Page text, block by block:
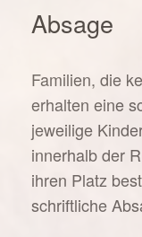
Absage
Familien, die
erhalten eine
jeweilige
innerhalb der
ihren Platz
schriftliche